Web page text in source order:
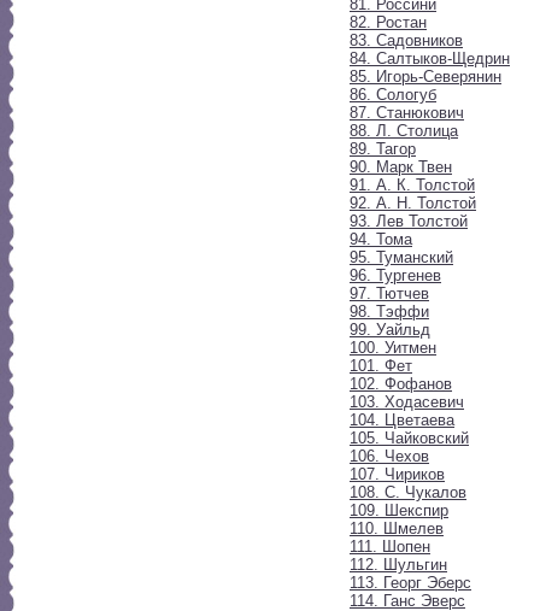
81. Россини
82. Ростан
83. Садовников
84. Салтыков-Щедрин
85. Игорь-Северянин
86. Сологуб
87. Станюкович
88. Л. Столица
89. Тагор
90. Марк Твен
91. А. К. Толстой
92. А. Н. Толстой
93. Лев Толстой
94. Тома
95. Туманский
96. Тургенев
97. Тютчев
98. Тэффи
99. Уайльд
100. Уитмен
101. Фет
102. Фофанов
103. Ходасевич
104. Цветаева
105. Чайковский
106. Чехов
107. Чириков
108. С. Чукалов
109. Шекспир
110. Шмелев
111. Шопен
112. Шульгин
113. Георг Эберс
114. Ганс Эверс